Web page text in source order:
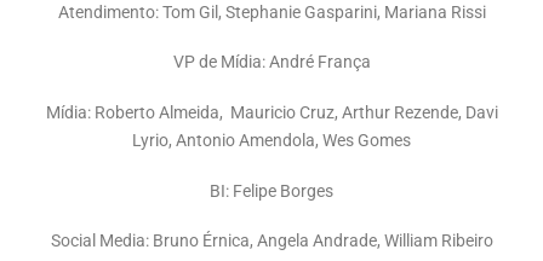
Atendimento: Tom Gil, Stephanie Gasparini, Mariana Rissi
VP de Mídia: André França
Mídia: Roberto Almeida, Mauricio Cruz, Arthur Rezende, Davi
Lyrio, Antonio Amendola, Wes Gomes
BI: Felipe Borges
Social Media: Bruno Érnica, Angela Andrade, William Ribeiro